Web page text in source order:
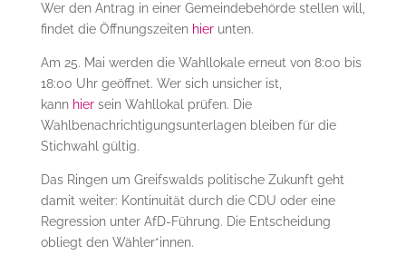
Wer den Antrag in einer Gemeindebehörde stellen will,
findet die Öffnungszeiten hierunten.
Am 25. Mai werden die Wahllokale erneut von 8:00 bis
18:00 Uhr geöffnet. Wer sich unsicher ist,
kann hiersein Wahllokal prüfen. Die
Wahlbenachrichtigungsunterlagen bleiben für die
Stichwahl gültig.
Das Ringen um Greifswalds politische Zukunft geht
damit weiter: Kontinuität durch die CDU oder eine
Regression unter AfD-Führung. Die Entscheidung
obliegt den Wähler*innen.